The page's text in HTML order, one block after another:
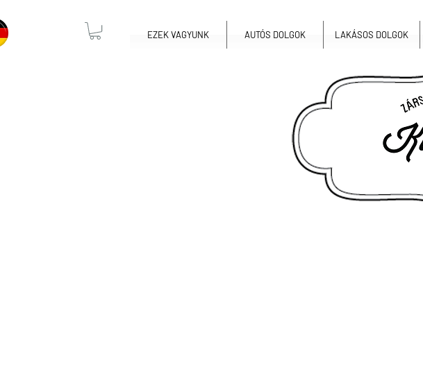
EZEK VAGYUNK AUTÓS DOLGOK LAKÁSOS DOLGOK